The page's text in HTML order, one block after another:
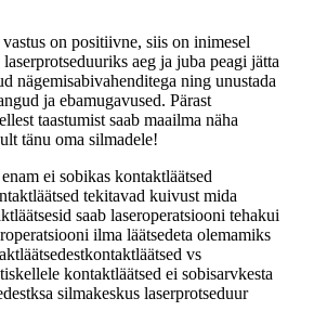
on positiivne, siis on inimesel
aeg ja juba peagi jätta
nägemisabivahenditega ning unustada
ja ebamugavused. Pärast
taastumist saab maailma näha
tänu oma silmadele!
ei sobikas kontaktläätsed
tekitavad kuivust mida
saab laseroperatsiooni tehakui
ilma läätsedeta olemamiks
kontaktläätsed vs
kellele kontaktläätsed ei sobisarvkesta
ksa silmakeskus laserprotseduur